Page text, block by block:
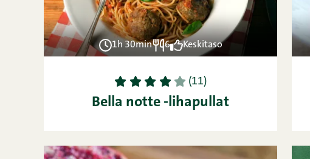
1h 30min 6 Keskitaso
1 2 3 4 5 (11)
Bella notte -lihapullat